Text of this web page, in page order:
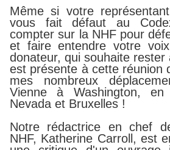
Même si votre
vous fait défaut au
compter sur la NHF pour
et faire entendre votre
donateur, qui souhaite rester
est présente à cette réunion
mes nombreux
Vienne à Washington,
Nevada et Bruxelles !
Notre rédactrice en chef
NHF, Katherine Carroll, est